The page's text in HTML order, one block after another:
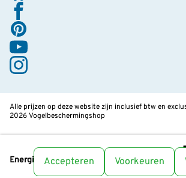
Accepteren Voorkeuren
Energieboomstam
Alle prijzen op deze website zijn inclusief btw en
2026 Vogelbeschermingshop